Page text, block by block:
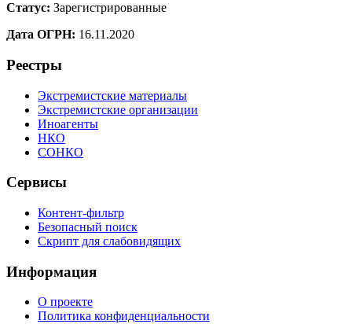
Статус: Зарегистрированные
Дата ОГРН: 16.11.2020
Реестры
Экстремистские материалы
Экстремистские организации
Иноагенты
НКО
СОНКО
Сервисы
Контент-фильтр
Безопасный поиск
Скрипт для слабовидящих
Информация
О проекте
Политика конфиденциальности